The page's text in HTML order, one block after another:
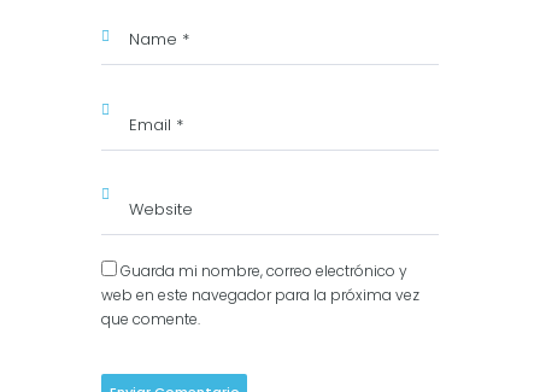
Guarda mi nombre, correo electrónico y
web en este navegador para la próxima vez
que comente.